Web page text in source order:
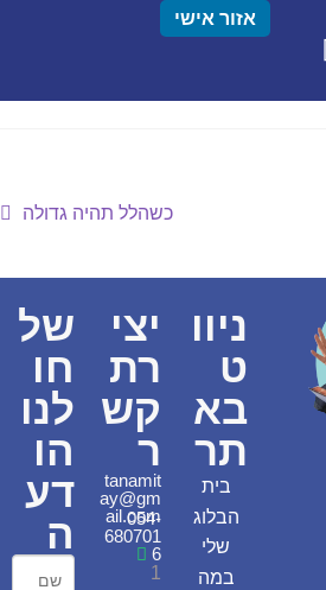
אזור אישי
כשהלל תהיה גדולה
ניוו
ט
בא
תר
בית
הבלוג
שלי
במה
יצי
רת
קש
ר
tanamit
ay@gm
ail.com
054-
680701
6
1
של
חו
לנו
הו
דע
ה